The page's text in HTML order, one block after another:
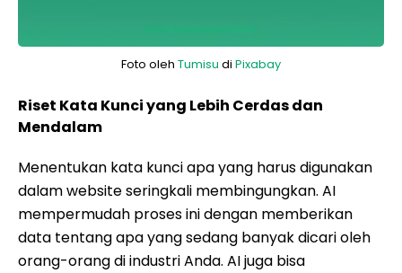
Foto oleh Tumisu di Pixabay
Riset Kata Kunci yang Lebih Cerdas dan
Mendalam
Menentukan kata kunci apa yang harus digunakan
dalam website seringkali membingungkan. AI
mempermudah proses ini dengan memberikan
data tentang apa yang sedang banyak dicari oleh
orang-orang di industri Anda. AI juga bisa